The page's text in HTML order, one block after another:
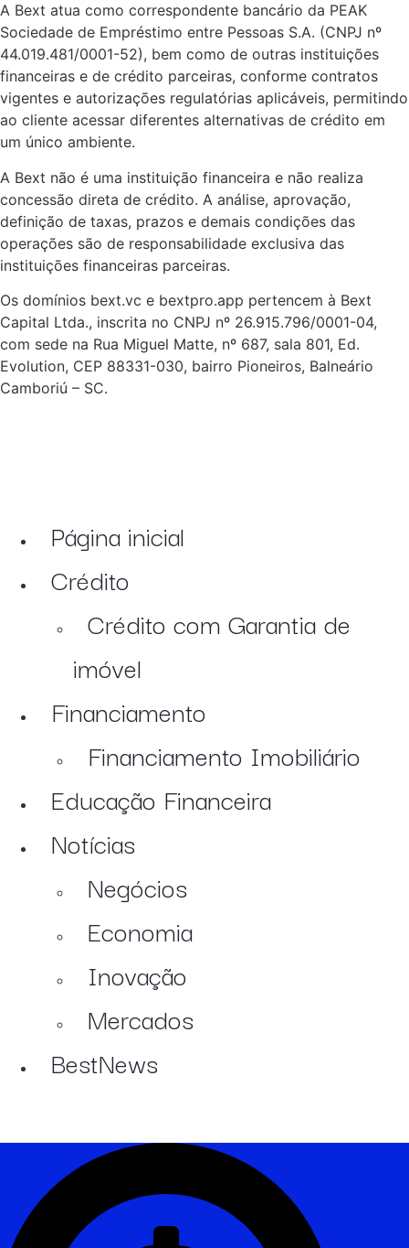
A Bext atua como correspondente bancário da PEAK
Sociedade de Empréstimo entre Pessoas S.A. (CNPJ nº
44.019.481/0001-52), bem como de outras instituições
financeiras e de crédito parceiras, conforme contratos
vigentes e autorizações regulatórias aplicáveis, permitindo
ao cliente acessar diferentes alternativas de crédito em
um único ambiente.
A Bext não é uma instituição financeira e não realiza
concessão direta de crédito. A análise, aprovação,
definição de taxas, prazos e demais condições das
operações são de responsabilidade exclusiva das
instituições financeiras parceiras.
Os domínios bext.vc e bextpro.app pertencem à Bext
Capital Ltda., inscrita no CNPJ nº 26.915.796/0001-04,
com sede na Rua Miguel Matte, nº 687, sala 801, Ed.
Evolution, CEP 88331-030, bairro Pioneiros, Balneário
Camboriú – SC.
Página inicial
Crédito
Crédito com Garantia de
imóvel
Financiamento
Financiamento Imobiliário
Educação Financeira
Notícias
Negócios
Economia
Inovação
Mercados
BestNews